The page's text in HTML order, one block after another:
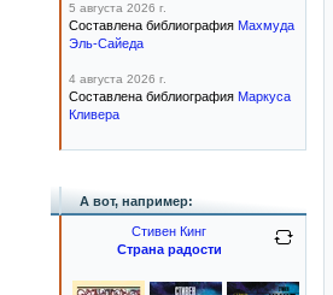
5 августа 2026 г.
Составлена библиография Махмуда
Эль-Сайеда
4 августа 2026 г.
Составлена библиография Маркуса
Кливера
А вот, например:
Стивен Кинг
Страна радости